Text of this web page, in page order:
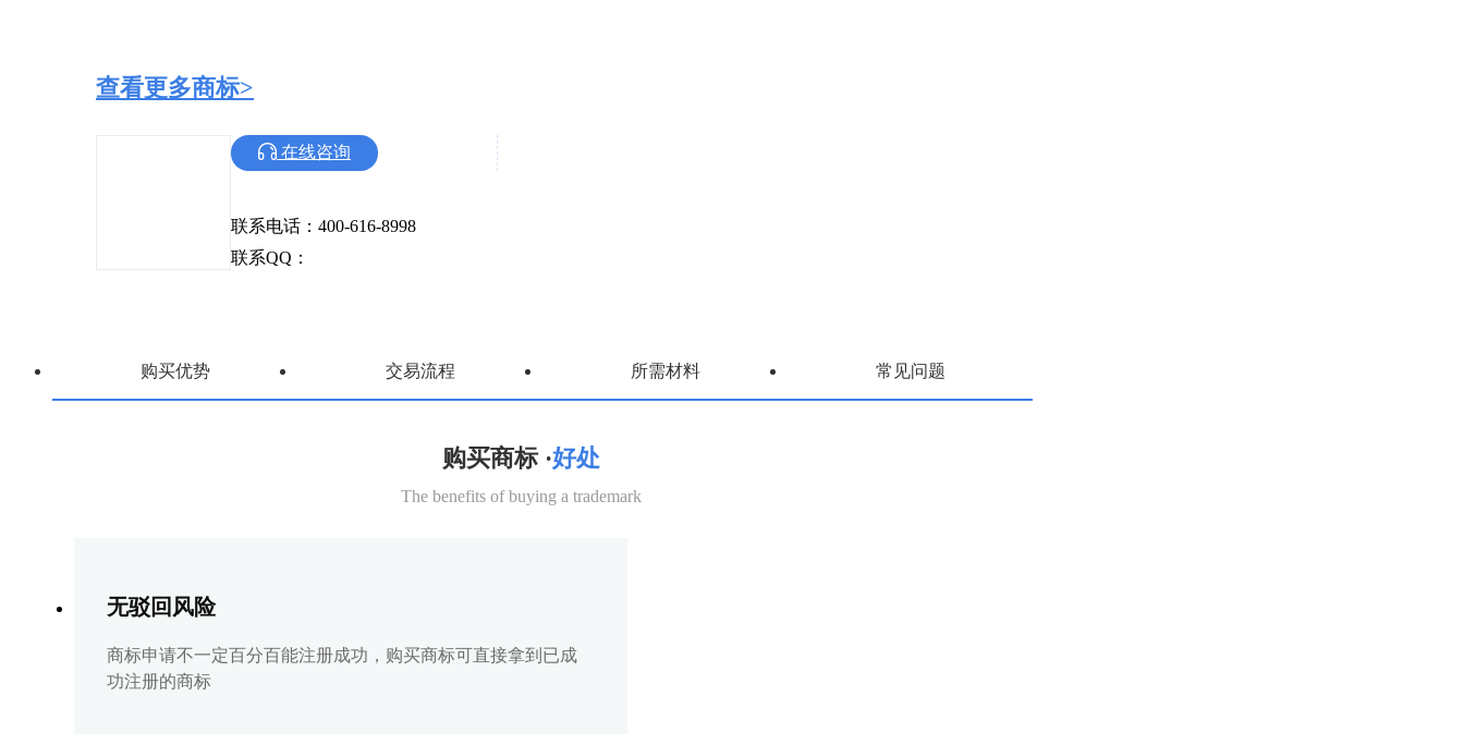
查看更多商标>
在线咨询
联系电话：400-616-8998
联系QQ：
购买优势 交易流程 所需材料 常见问题
购买商标 ·好处
The benefits of buying a trademark
无驳回风险
商标申请不一定百分百能注册成功，购买商标可直接拿到已成
功注册的商标